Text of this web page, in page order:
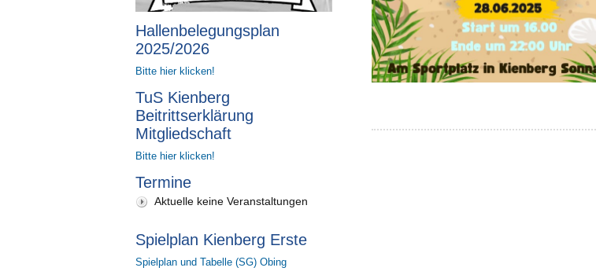
Hallenbelegungsplan
2025/2026
Bitte hier klicken!
TuS Kienberg
Beitrittserklärung
Mitgliedschaft
Bitte hier klicken!
Termine
Aktuelle keine Veranstaltungen
Spielplan Kienberg Erste
Spielplan und Tabelle (SG) Obing